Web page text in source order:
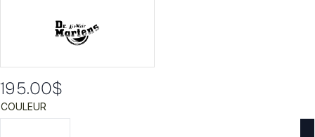
195.00$
COULEUR